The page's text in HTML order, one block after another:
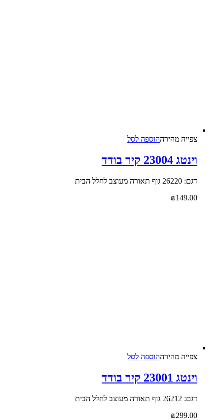
צפייה‬ ‫מהירה‬הוספה לסל
וינטג 23004 קיר בודד
דגם: 26220 גוף תאורה מעוצב לחלל הבית
₪149.00
צפייה‬ ‫מהירה‬הוספה לסל
וינטג 23001 קיר בודד
דגם: 26212 גוף תאורה מעוצב לחלל הבית
₪299.00